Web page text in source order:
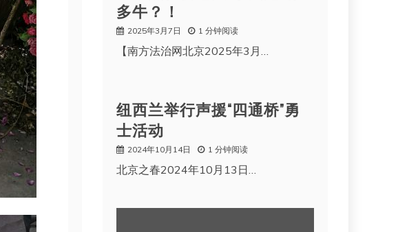
多牛？！
2025年3月7日 1 分钟阅读
【南方法治网北京2025年3月…
纽西兰举行声援“四通桥”勇
士活动
2024年10月14日 1 分钟阅读
北京之春2024年10月13日…